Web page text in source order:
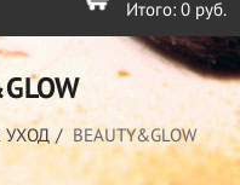
Итого: 0 руб.
УХОД BEAUTY&GLOW